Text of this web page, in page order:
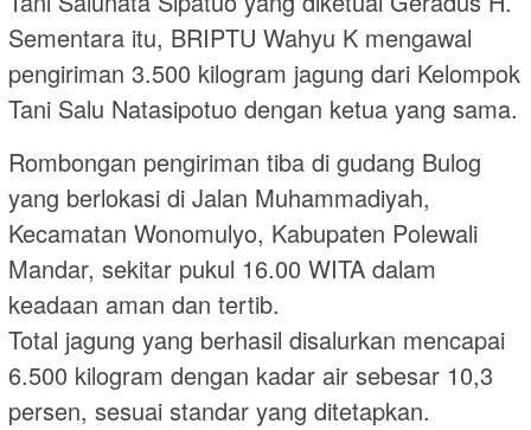
Sementara itu, BRIPTU Wahyu K mengawal
pengiriman 3.500 kilogram jagung dari Kelompok
Tani Salu Natasipotuo dengan ketua yang sama.
Rombongan pengiriman tiba di gudang Bulog
yang berlokasi di Jalan Muhammadiyah,
Kecamatan Wonomulyo, Kabupaten Polewali
Mandar, sekitar pukul 16.00 WITA dalam
keadaan aman dan tertib.
Total jagung yang berhasil disalurkan mencapai
6.500 kilogram dengan kadar air sebesar 10,3
persen, sesuai standar yang ditetapkan.